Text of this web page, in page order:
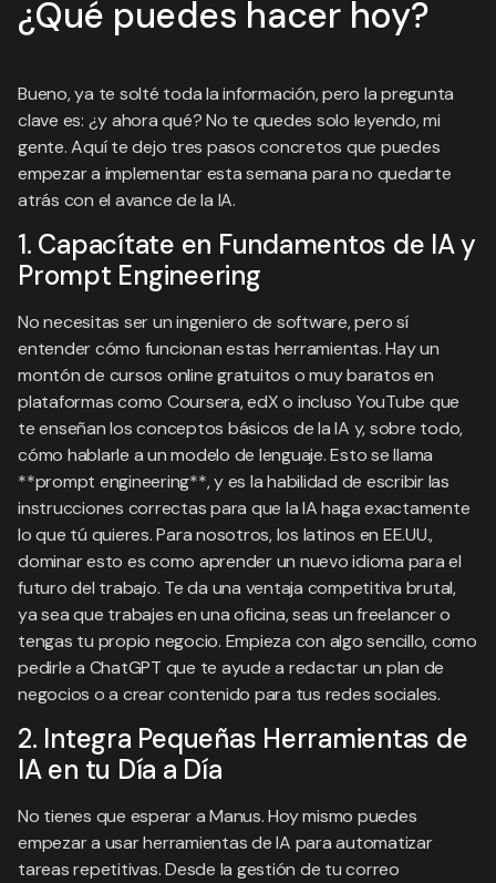
¿Qué puedes hacer hoy?
Bueno, ya te solté toda la información, pero la pregunta
clave es: ¿y ahora qué? No te quedes solo leyendo, mi
gente. Aquí te dejo tres pasos concretos que puedes
empezar a implementar esta semana para no quedarte
atrás con el avance de la IA.
1. Capacítate en Fundamentos de IA y
Prompt Engineering
No necesitas ser un ingeniero de software, pero sí
entender cómo funcionan estas herramientas. Hay un
montón de cursos online gratuitos o muy baratos en
plataformas como Coursera, edX o incluso YouTube que
te enseñan los conceptos básicos de la IA y, sobre todo,
cómo hablarle a un modelo de lenguaje. Esto se llama
**prompt engineering**, y es la habilidad de escribir las
instrucciones correctas para que la IA haga exactamente
lo que tú quieres. Para nosotros, los latinos en EE.UU.,
dominar esto es como aprender un nuevo idioma para el
futuro del trabajo. Te da una ventaja competitiva brutal,
ya sea que trabajes en una oficina, seas un freelancer o
tengas tu propio negocio. Empieza con algo sencillo, como
pedirle a ChatGPT que te ayude a redactar un plan de
negocios o a crear contenido para tus redes sociales.
2. Integra Pequeñas Herramientas de
IA en tu Día a Día
No tienes que esperar a Manus. Hoy mismo puedes
empezar a usar herramientas de IA para automatizar
tareas repetitivas. Desde la gestión de tu correo